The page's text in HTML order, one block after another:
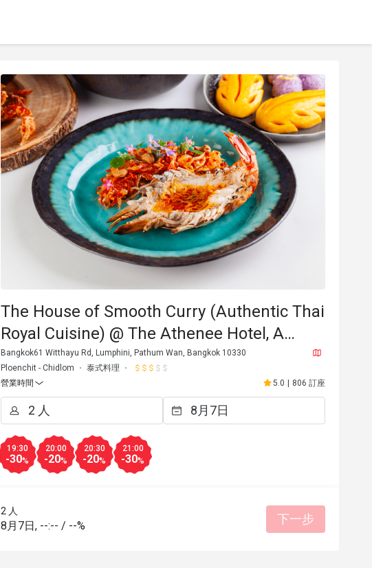
餐點美味 餐點美味 價位合理
The House of Smooth Curry (Authentic Thai
Royal Cuisine) @ The Athenee Hotel, A
Luxury Collection Hotel
Bangkok61 Witthayu Rd, Lumphini, Pathum Wan, Bangkok 10330
Ploenchit - Chidlom
泰式料理
營業時間
5.0 806 訂座
19:30
-30%
20:00
-20%
20:30
-20%
21:00
-30%
2 人
8月7日, --:-- / --% 下一步